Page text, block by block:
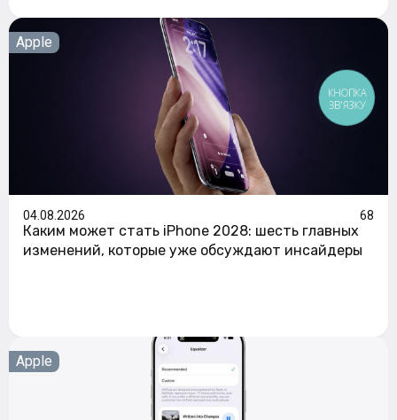
Apple
04.08.2026 68
Каким может стать iPhone 2028: шесть главных
изменений, которые уже обсуждают инсайдеры
Apple
КНОПКА
ЗВ'ЯЗКУ